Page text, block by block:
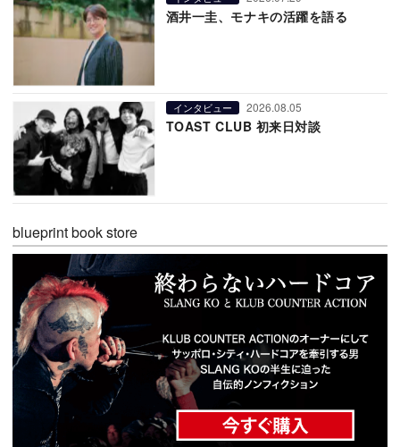
酒井一圭、モナキの活躍を語る
インタビュー 2026.08.05
TOAST CLUB 初来日対談
blueprint book store